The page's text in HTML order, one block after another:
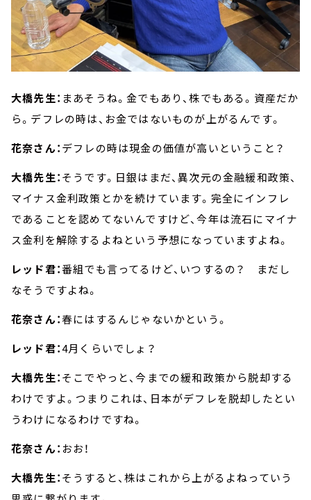
大橋先生： まあそうね。金でもあり、株でもある。資産だか
ら。デフレの時は、お金ではないものが上がるんです。
花奈さん：デフレの時は現金の価値が高いということ？
大橋先生：そうです。日銀はまだ、異次元の金融緩和政策、
マイナス金利政策とかを続けています。完全にインフレ
であることを認めてないんですけど、今年は流石にマイナ
ス金利を解除するよねという予想になっていますよね。
レッド君：番組でも言ってるけど、いつするの？ まだし
なそうですよね。
花奈さん：春にはするんじゃないかという。
レッド君：4月くらいでしょ？
大橋先生：そこでやっと、今までの緩和政策から脱却する
わけですよ。つまりこれは、日本がデフレを脱却したとい
うわけになるわけですね。
花奈さん： おお！
大橋先生：そうすると、株はこれから上がるよねっていう